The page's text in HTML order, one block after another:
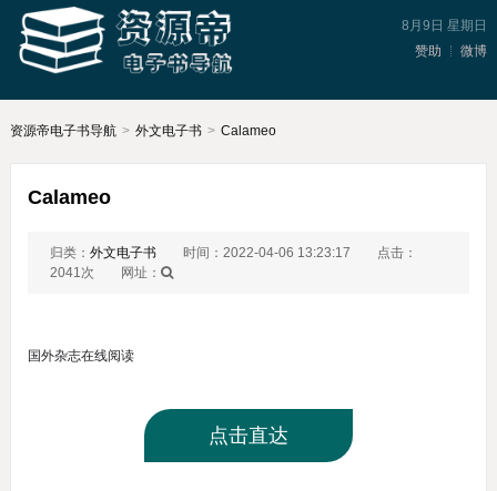
8月9日 星期日
赞助
微博
资源帝电子书导航 > 外文电子书 > Calameo
Calameo
归类： 外文电子书 时间：2022-04-06 13:23:17
点击：
2041次
网址：
国外杂志在线阅读
点击直达